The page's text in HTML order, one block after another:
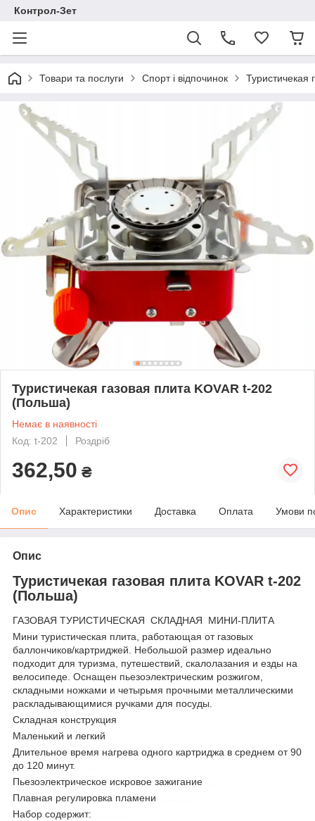
Контрол-Зет
Товари та послуги Спорт і відпочинок Туристичекая
Туристичекая газовая плита KOVAR t-202
(Польша)
Немає в наявності
Код: t-202
Роздріб
362,50 ₴
Опис Характеристики Доставка Оплата Умови
Опис
Туристичекая газовая плита KOVAR t-202
(Польша)
ГАЗОВАЯ ТУРИСТИЧЕСКАЯ СКЛАДНАЯ МИНИ-ПЛИТА
Мини туристическая плита, работающая от газовых
баллончиков/картриджей. Небольшой размер идеально
подходит для туризма, путешествий, скалолазания и езды на
велосипеде. Оснащен пьезоэлектрическим розжигом,
складными ножками и четырьмя прочными металлическими
раскладывающимися ручками для посуды.
Складная конструкция
Маленький и легкий
Длительное время нагрева одного картриджа в среднем от 90
до 120 минут.
Пьезоэлектрическое искровое зажигание
Плавная регулировка пламени
Набор содержит: